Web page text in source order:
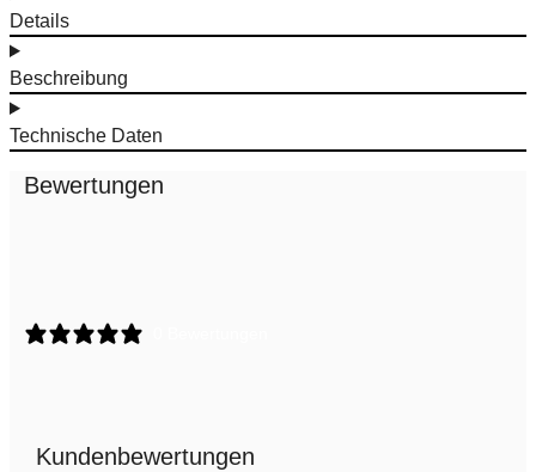
Details
Beschreibung
Technische Daten
Bewertungen
Kundenbewertungen